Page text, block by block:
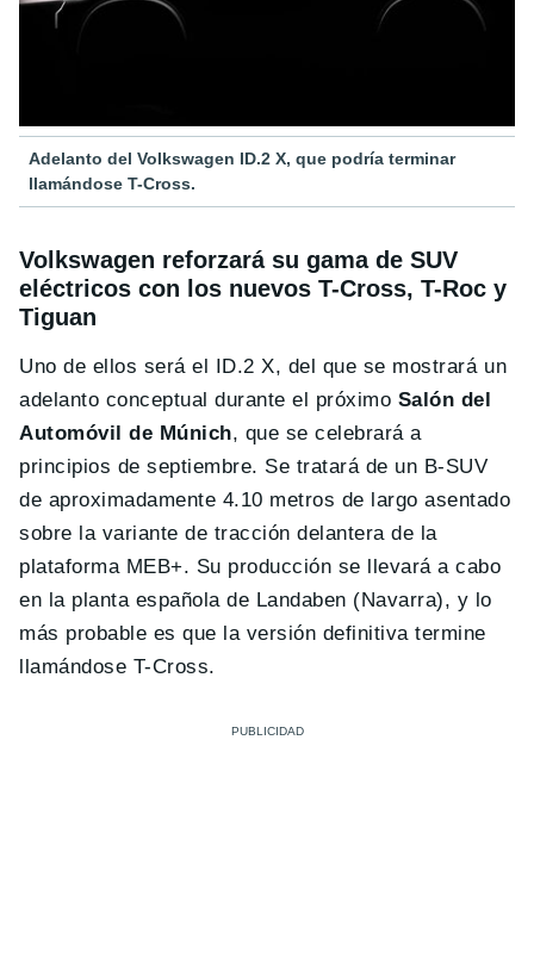
Adelanto del Volkswagen ID.2 X, que podría terminar
llamándose T-Cross.
Volkswagen reforzará su gama de SUV
eléctricos con los nuevos T-Cross, T-Roc y
Tiguan
Uno de ellos será el ID.2 X, del que se mostrará un
adelanto conceptual durante el próximo Salón del
Automóvil de Múnich, que se celebrará a
principios de septiembre. Se tratará de un B-SUV
de aproximadamente 4.10 metros de largo asentado
sobre la variante de tracción delantera de la
plataforma MEB+. Su producción se llevará a cabo
en la planta española de Landaben (Navarra), y lo
más probable es que la versión definitiva termine
llamándose T-Cross.